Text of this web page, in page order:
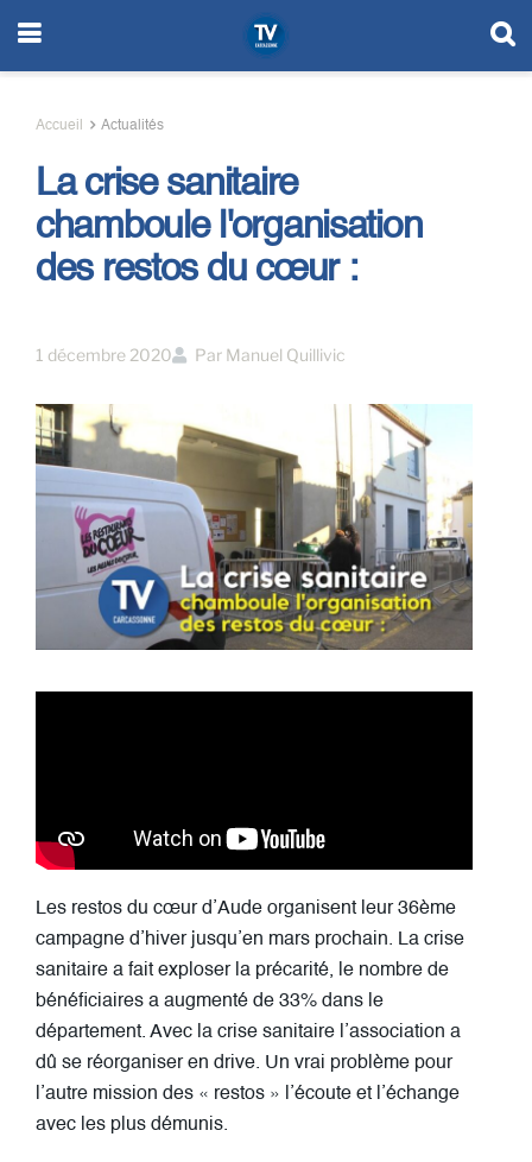
Accueil Actualités
La crise sanitaire
chamboule l'organisation
des restos du cœur :
1 décembre 2020 Par Manuel Quillivic
Les restos du cœur d’Aude organisent leur 36ème
campagne d’hiver jusqu’en mars prochain. La crise
sanitaire a fait exploser la précarité, le nombre de
bénéficiaires a augmenté de 33% dans le
département. Avec la crise sanitaire l’association a
dû se réorganiser en drive. Un vrai problème pour
l’autre mission des « restos » l’écoute et l’échange
avec les plus démunis.